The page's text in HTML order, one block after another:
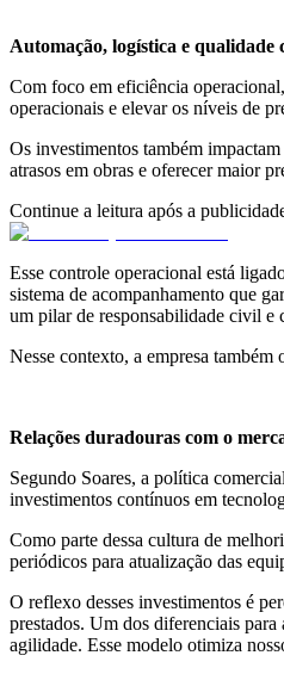
Automação, logística e qualidade
Com foco em eficiência
operacionais e elevar os níveis de
Os investimentos também
atrasos em obras e oferecer maior
Continue a leitura após a
Esse controle operacional está
sistema de acompanhamento que
um pilar de responsabilidade civil e
Nesse contexto, a empresa
Relações duradouras com o
Segundo Soares, a política
investimentos contínuos em
Como parte dessa cultura de
periódicos para atualização das
O reflexo desses investimentos é
prestados. Um dos diferenciais para
agilidade. Esse modelo otimiza